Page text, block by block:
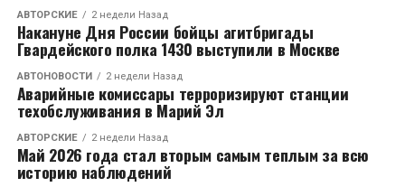
АВТОРСКИЕ 2 недели Назад
Накануне Дня России бойцы агитбригады
Гвардейского полка 1430 выступили в Москве
АВТОНОВОСТИ 2 недели Назад
Аварийные комиссары терроризируют станции
техобслуживания в Марий Эл
АВТОРСКИЕ 2 недели Назад
Май 2026 года стал вторым самым теплым за всю
историю наблюдений